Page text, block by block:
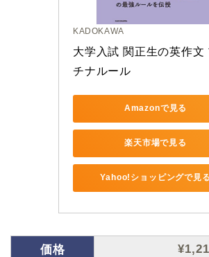
KADOKAWA
大学入試 関正生の英作文
チナルール
Amazonで見る
楽天市場で見る
Yahoo!ショッピングで見る
価格